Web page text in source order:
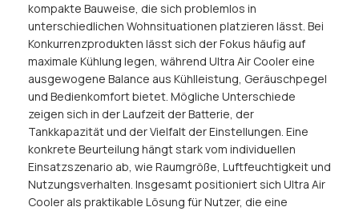
kompakte Bauweise, die sich problemlos in
unterschiedlichen Wohnsituationen platzieren lässt. Bei
Konkurrenzprodukten lässt sich der Fokus häufig auf
maximale Kühlung legen, während Ultra Air Cooler eine
ausgewogene Balance aus Kühlleistung, Geräuschpegel
und Bedienkomfort bietet. Mögliche Unterschiede
zeigen sich in der Laufzeit der Batterie, der
Tankkapazität und der Vielfalt der Einstellungen. Eine
konkrete Beurteilung hängt stark vom individuellen
Einsatzszenario ab, wie Raumgröße, Luftfeuchtigkeit und
Nutzungsverhalten. Insgesamt positioniert sich Ultra Air
Cooler als praktikable Lösung für Nutzer, die eine